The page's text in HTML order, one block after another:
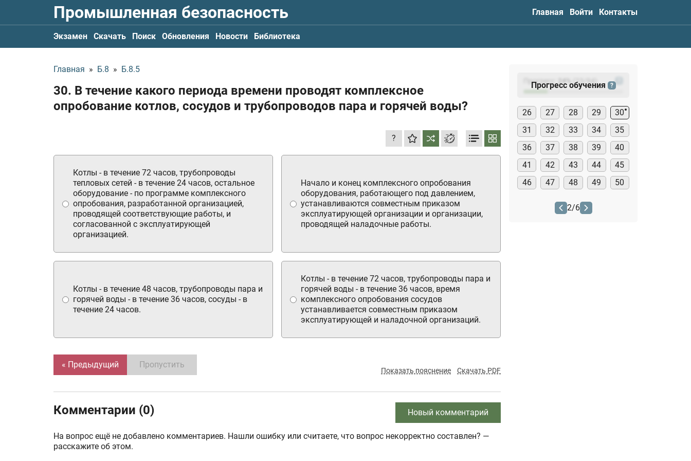
Промышленная безопасность Главная Войти Контакты
Экзамен Скачать Поиск Обновления Новости Библиотека
Главная » Б.8 » Б.8.5
30. В течение какого периода времени проводят комплексное
опробование котлов, сосудов и трубопроводов пара и горячей воды?
?
Котлы - в течение 72 часов, трубопроводы пара и
горячей воды - в течение 36 часов, время
комплексного опробования сосудов
устанавливается совместным приказом
эксплуатирующей и наладочной организаций.
Котлы - в течение 72 часов, трубопроводы
тепловых сетей - в течение 24 часов, остальное
оборудование - по программе комплексного
опробования, разработанной организацией,
проводящей соответствующие работы, и
согласованной с эксплуатирующей
организацией.
Котлы - в течение 48 часов, трубопроводы пара и
горячей воды - в течение 36 часов, сосуды - в
течение 24 часов.
Начало и конец комплексного опробования
оборудования, работающего под давлением,
устанавливаются совместным приказом
эксплуатирующей организации и организации,
проводящей наладочные работы.
« Предыдущий Пропустить
Показать пояснение Скачать PDF
Комментарии (0) Новый комментарий
На вопрос ещё не добавлено комментариев. Нашли ошибку или считаете, что вопрос некорректно составлен? —
расскажите об этом.
Прогресс: (23
Прогресс обучения ?
26 27 28 29
30
31
32 33 34
35
36
37 38 39
40
41
42 43 44
45
46
47 48 49 50
2/6